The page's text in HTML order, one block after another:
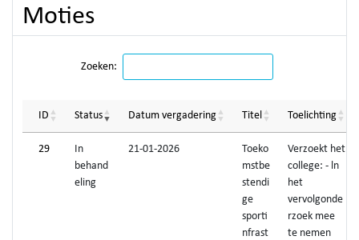
Moties
Zoeken:
ID Status Datum vergadering Titel Toelichting
29
In
behand
eling
21-01-2026
Toeko
mstbe
stendi
ge
sporti
nfrast
Verzoekt het
college: - ln
het
vervolgonde
rzoek mee
te nemen